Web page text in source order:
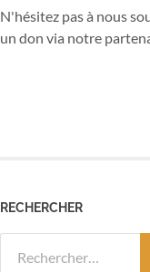
N'hésitez pas à nous
un don via notre
RECHERCHER